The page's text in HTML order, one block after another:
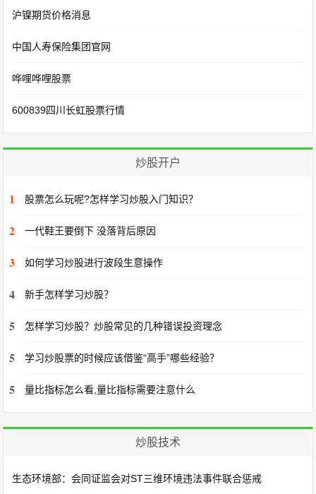
沪镍期货价格消息
中国人寿保险集团官网
哗哩哗哩股票
600839四川长虹股票行情
炒股开户
1 股票怎么玩呢?怎样学习炒股入门知识？
2 一代鞋王要倒下 没落背后原因
3 如何学习炒股进行波段生意操作
4 新手怎样学习炒股？
5 怎样学习炒股？炒股常见的几种错误投资理念
5 学习炒股票的时候应该借鉴“高手”哪些经验？
5 量比指标怎么看,量比指标需要注意什么
炒股技术
生态环境部：会同证监会对ST三维环境违法事件联合惩戒